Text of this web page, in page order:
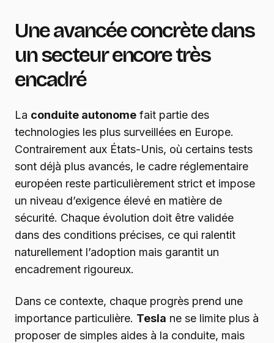
Une avancée concrète dans
un secteur encore très
encadré
La conduite autonome fait partie des
technologies les plus surveillées en Europe.
Contrairement aux États-Unis, où certains tests
sont déjà plus avancés, le cadre réglementaire
européen reste particulièrement strict et impose
un niveau d’exigence élevé en matière de
sécurité. Chaque évolution doit être validée
dans des conditions précises, ce qui ralentit
naturellement l’adoption mais garantit un
encadrement rigoureux.
Dans ce contexte, chaque progrès prend une
importance particulière. Tesla ne se limite plus à
proposer de simples aides à la conduite, mais